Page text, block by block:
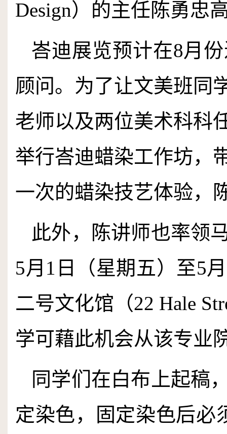
Design） 的主任陈勇忠
峇迪展览预计在8月
顾问。为了让文美班同
老师以及两位美术科科
举行峇迪蜡染工作坊，
一次的蜡染技艺体验，
此外，陈讲师也率领
5月 1 日（星期五）至5月
二号文化馆 （22 Hale
学可藉此机会从该专业
同学们在白布上起稿
定染色，固定染色后必